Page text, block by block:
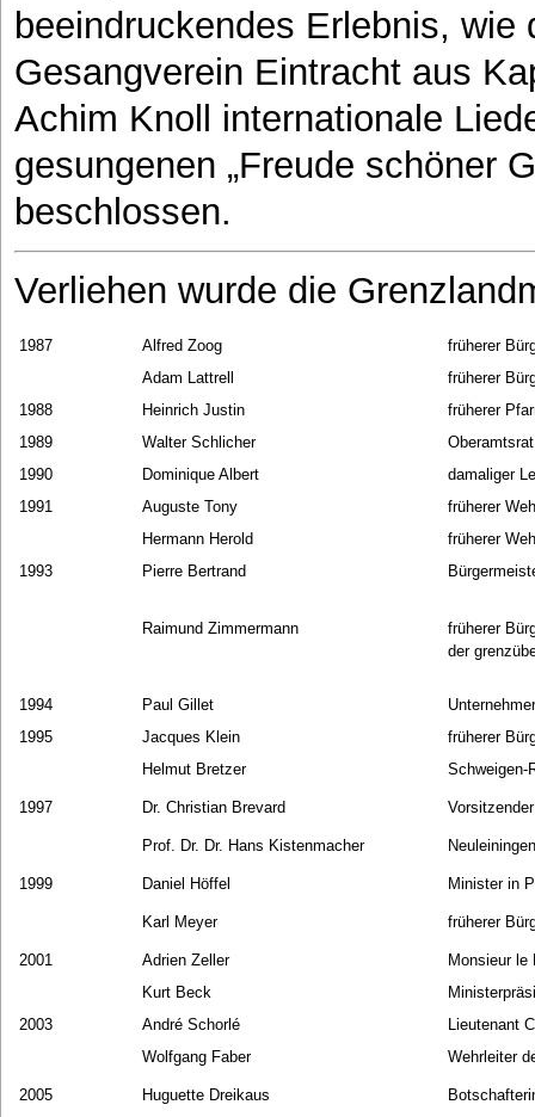
beeindruckendes Erlebnis,
Gesangverein Eintracht aus
Achim Knoll internationale
gesungenen „Freude schöner
beschlossen.
Verliehen wurde die
1987 Alfred Zoog
früherer
Adam Lattrell
früherer
1988
Heinrich Justin
früherer
1989
Walter Schlicher
1990
Dominique Albert
damaliger
1991
Auguste Tony
früherer
Hermann Herold
früherer
1993
Pierre Bertrand
Raimund Zimmermann
früherer
der
1994 Paul Gillet
1995
Jacques Klein
früherer
Helmut Bretzer
Schweigen-
1997 Dr. Christian Brevard
Prof. Dr. Dr. Hans Kistenmacher
1999 Daniel Höffel Minister in
Karl Meyer früherer
2001 Adrien Zeller
Monsieur le
Kurt Beck
2003
André Schorlé
Lieutenant
Wolfgang Faber
Wehrleiter
2005 Huguette Dreikaus